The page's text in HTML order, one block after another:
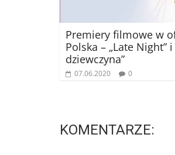
Premiery filmowe w
Polska – „Late Night”
dziewczyna”
07.06.2020 0
KOMENTARZE: